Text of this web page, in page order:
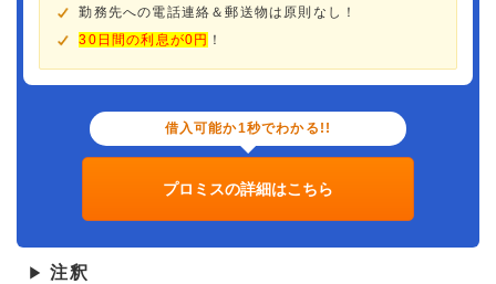
勤務先への電話連絡＆郵送物は原則なし！
30日間の利息が0円 ！
借入可能か1秒でわかる!!
プロミスの詳細はこちら
▶ 注釈